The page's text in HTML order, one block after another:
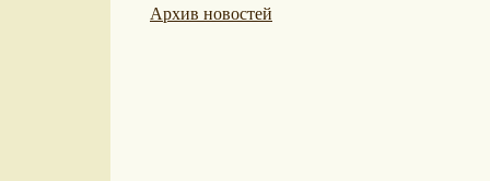
Архив новостей